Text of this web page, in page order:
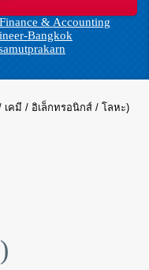
Finance & Accounting
Bangkok
คมี / อิเล็กทรอนิกส์ / โลหะ)